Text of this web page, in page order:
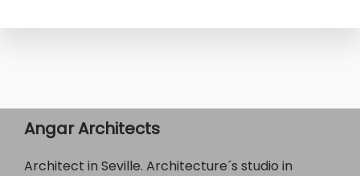
Angar Architects
Architect in Seville. Architecture´s studio in